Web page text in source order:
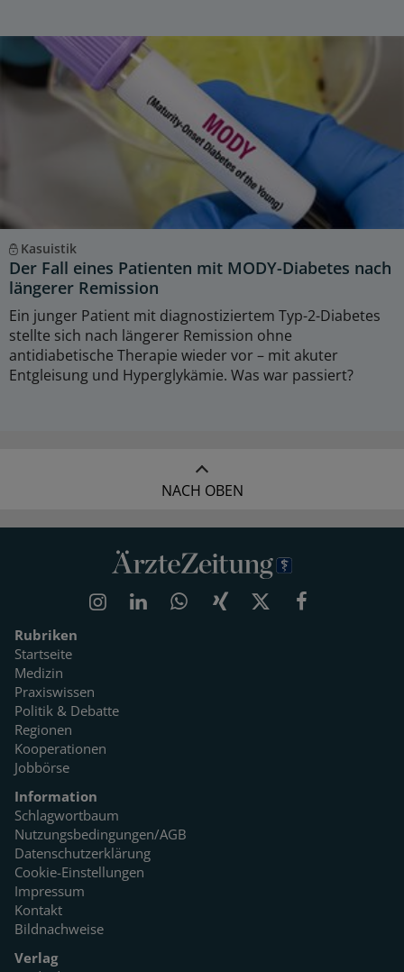
Kasuistik
Der Fall eines Patienten mit MODY-Diabetes nach
längerer Remission
Ein junger Patient mit diagnostiziertem Typ-2-Diabetes
stellte sich nach längerer Remission ohne
antidiabetische Therapie wieder vor – mit akuter
Entgleisung und Hyperglykämie. Was war passiert?
NACH OBEN
Rubriken
Startseite
Medizin
Praxiswissen
Politik & Debatte
Regionen
Kooperationen
Jobbörse
Information
Schlagwortbaum
Nutzungsbedingungen/AGB
Datenschutzerklärung
Cookie-Einstellungen
Impressum
Kontakt
Bildnachweise
Verlag